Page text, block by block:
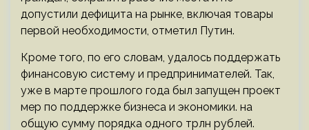
допустили дефицита на рынке, включая товары
первой необходимости, отметил Путин.
Кроме того, по его словам, удалось поддержать
финансовую систему и предпринимателей. Так,
уже в марте прошлого года был запущен проект
мер по поддержке бизнеса и экономики. на
общую сумму порядка одного трлн рублей.